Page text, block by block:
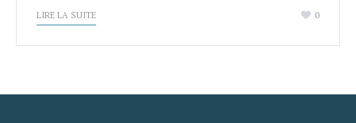
LIRE LA SUITE 0